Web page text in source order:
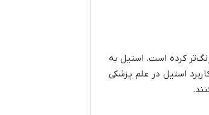
کرده است. استیل به
استیل در علم پزشکی